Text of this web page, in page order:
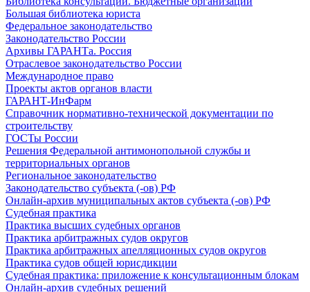
Большая библиотека юриста
Федеральное законодательство
Законодательство России
Архивы ГАРАНТа. Россия
Отраслевое законодательство России
Международное право
Проекты актов органов власти
ГАРАНТ-ИнФарм
Справочник нормативно-технической документации по
строительству
ГОСТы России
Решения Федеральной антимонопольной службы и
территориальных органов
Региональное законодательство
Законодательство субъекта (-ов) РФ
Онлайн-архив муниципальных актов субъекта (-ов) РФ
Судебная практика
Практика высших судебных органов
Практика арбитражных судов округов
Практика арбитражных апелляционных судов округов
Практика судов общей юрисдикции
Судебная практика: приложение к консультационным блокам
Онлайн-архив судебных решений